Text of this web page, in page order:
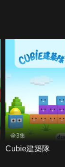
全3集
Cubie建築隊